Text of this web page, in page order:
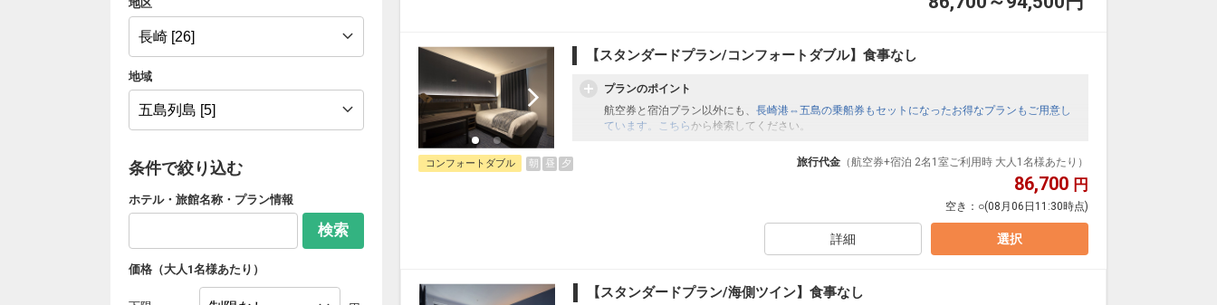
地区
地域
条件で絞り込む
ホテル・旅館名称・プラン情報
検索
価格（大人1名様あたり）
【スタンダードプラン/コンフォートダブル】食事なし
プランのポイント
航空券と宿泊プラン以外にも、 長崎港⇔五島の乗船券もセットになったお得なプランもご用意し
ています。こちら から検索してください。
コンフォートダブル 朝 昼 夕 旅行代金 （航空券+宿泊 2名1室ご利用時 大人1名様あたり）
86,700 円
空き： ○(08月06日11:30時点)
詳細 選択
【スタンダードプラン/海側ツイン】食事なし